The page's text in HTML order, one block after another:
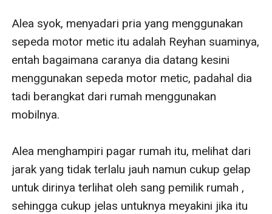
Alea syok, menyadari pria yang menggunakan
sepeda motor metic itu adalah Reyhan suaminya,
entah bagaimana caranya dia datang kesini
menggunakan sepeda motor metic, padahal dia
tadi berangkat dari rumah menggunakan
mobilnya.
Alea menghampiri pagar rumah itu, melihat dari
jarak yang tidak terlalu jauh namun cukup gelap
untuk dirinya terlihat oleh sang pemilik rumah ,
sehingga cukup jelas untuknya meyakini jika itu